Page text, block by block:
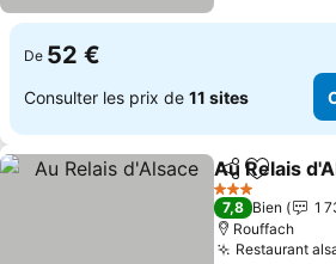
De 52 €
Consulter les prix de 11 sites
PartagerAjouter
Au Relais
3 Étoiles
7,8 Bien
1
Rouffach
Restaurant